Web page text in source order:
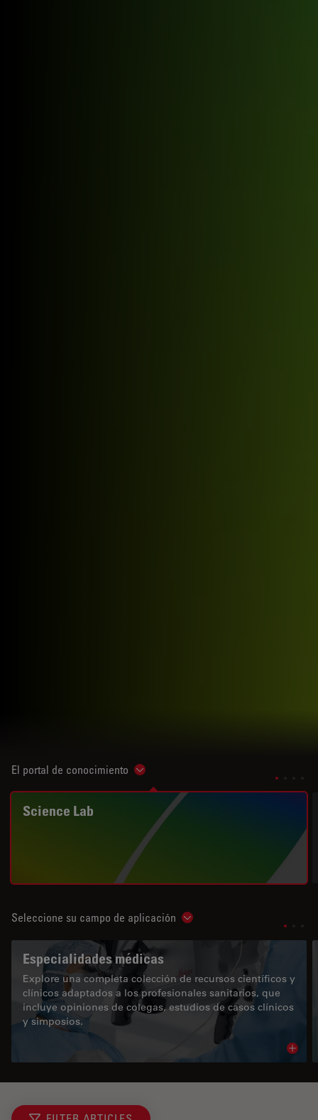
El portal de conocimiento Show subnavigation
Science Lab
Seleccione su campo de aplicación Show subnavigation
Especialidades médicas
Explore una completa colección de recursos científicos y
clínicos adaptados a los profesionales sanitarios, que
incluye opiniones de colegas, estudios de casos clínicos
y simposios.